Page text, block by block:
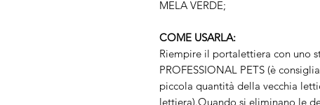
MELA VERDE;
COME USARLA:
Riempire il portalettiera con uno
PROFESSIONAL PETS (è
piccola quantità della vecchia
lettiera).Quando si eliminano le